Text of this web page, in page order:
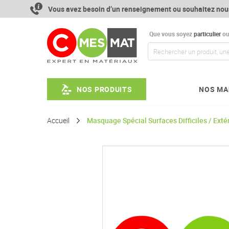
contenu
Vous avez besoin d’un renseignement ou souhaitez
Que vous soyezparticulierou
NOS PRODUITS NOS
Accueil Masquage Spécial Surfaces Difficiles /